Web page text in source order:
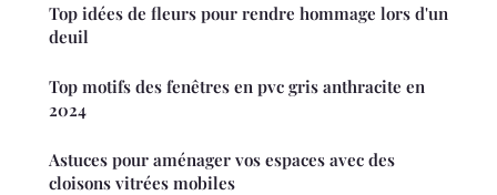
Top idées de fleurs pour rendre hommage lors d'un
deuil
Top motifs des fenêtres en pvc gris anthracite en
2024
Astuces pour aménager vos espaces avec des
cloisons vitrées mobiles